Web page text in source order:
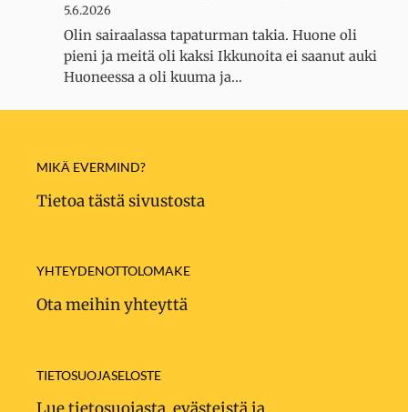
5.6.2026
Olin sairaalassa tapaturman takia. Huone oli
pieni ja meitä oli kaksi Ikkunoita ei saanut auki
Huoneessa a oli kuuma ja…
MIKÄ EVERMIND?
Tietoa tästä sivustosta
YHTEYDENOTTOLOMAKE
Ota meihin yhteyttä
TIETOSUOJASELOSTE